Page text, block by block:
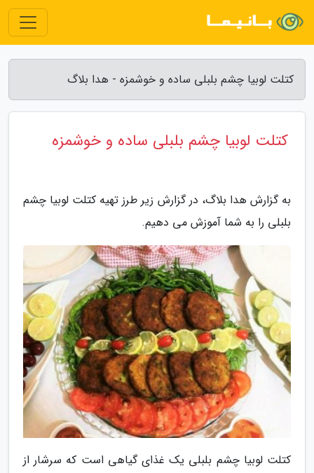
کتلت لوبیا چشم بلبلی ساده و خوشمزه - هدا بلاگ
کتلت لوبیا چشم بلبلی ساده و خوشمزه
به گزارش هدا بلاگ، در گزارش زیر طرز تهیه کتلت لوبیا چشم
بلبلی را به شما آموزش می دهیم.
کتلت لوبیا چشم بلبلی یک غذای گیاهی است که سرشار از